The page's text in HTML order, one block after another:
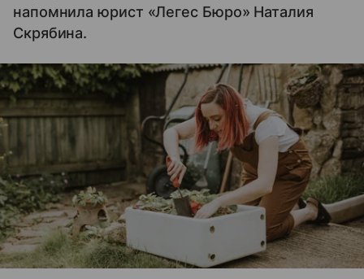
напомнила юрист «Легес Бюро» Наталия
Скрябина.